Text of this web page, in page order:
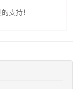
支持！